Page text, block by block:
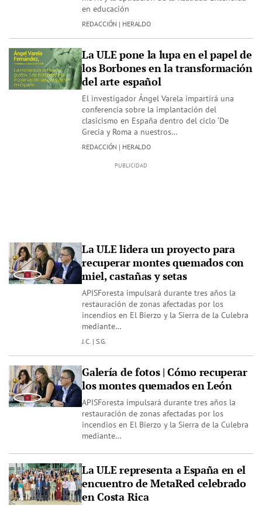
en educación
REDACCIÓN | HERALDO
La ULE pone la lupa en el papel de
los Borbones en la transformación
del arte español
El investigador Ángel Varela impartirá una
conferencia sobre la implantación del
clasicismo en España dentro del ciclo ‘De
Grecia y Roma a nuestros…
REDACCIÓN | HERALDO
La ULE lidera un proyecto para
recuperar montes quemados con
miel, castañas y setas
APISForesta impulsará durante tres años la
restauración de zonas afectadas por los
incendios en El Bierzo y la Sierra de la Culebra
mediante…
J.C. | S.G.
Galería de fotos | Cómo recuperar
los montes quemados en León
APISForesta impulsará durante tres años la
restauración de zonas afectadas por los
incendios en El Bierzo y la Sierra de la Culebra
mediante…
La ULE representa a España en el
encuentro de MetaRed celebrado
en Costa Rica